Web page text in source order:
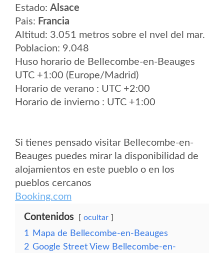
Estado: Alsace
Pais: Francia
Altitud: 3.051 metros sobre el nvel del mar.
Poblacion: 9.048
Huso horario de Bellecombe-en-Beauges
UTC +1:00 (Europe/Madrid)
Horario de verano : UTC +2:00
Horario de invierno : UTC +1:00
Si tienes pensado visitar Bellecombe-en-
Beauges puedes mirar la disponibilidad de
alojamientos en este pueblo o en los
pueblos cercanos
Booking.com
Contenidos ocultar
1
Mapa de Bellecombe-en-Beauges
2 Google Street View Bellecombe-en-